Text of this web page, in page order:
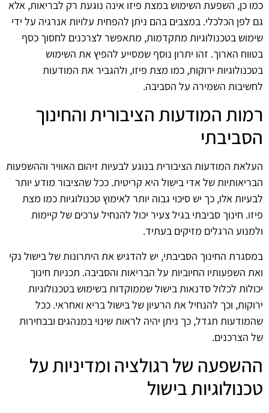
כמו כן, השפעת השימוש במצת פיזו אינה נוגעת רק לבריאות, אלא
גם לפן הכלכלי. במצבים בהם ניתן להפחית עלויות אנרגיה על ידי
שימוש בטכנולוגיות מתקדמות, מתאפשר לצרכנים לחסוך כסף
בטווח הארוך. זהו יתרון נוסף שמסייע להפיץ את השימוש
בטכנולוגיות ירוקות, כמו מצת פיזו, ולהגביר את המודעות
לחשיבות השמירה על הסביבה.
רמות המודעות הציבורית והחינוך
הסביבתי
העלאת המודעות הציבורית בנוגע לבעיות זיהום האוויר וההשפעות
הבריאותיות של אדי בישול היא קריטית. ככל שהציבור מודע יותר
לבעיות אלו, כך יש סיכוי גבוה יותר לאימוץ טכנולוגיות כמו מצת
פיזו. חינוך סביבתי בגיל צעיר יכול להנחיל ערכים של קיימות
ולמנוע הרגלים מזיקים בעתיד.
במסגרת החינוך הסביבתי, יש להדגיש את היתרונות של בישול נקי
ואת השפעותיו החיוביות על הבריאות והסביבה. תכניות חינוך
יכולות לכלול סדנאות בישול שממוקדות בשימוש בטכנולוגיות
ירוקות, וכך להנחיל את הרעיון של בישול בריא ואחראי. ככל
שהמודעות תגדל, כך ניתן יהיה לראות שינוי במנהגים ובבחירות
של הצרכנים.
ההשפעה של רגולציה ומדיניות על
טכנולוגיות בישול